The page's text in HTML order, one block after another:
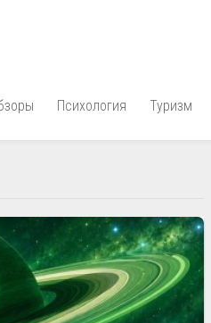
Психология Туризм